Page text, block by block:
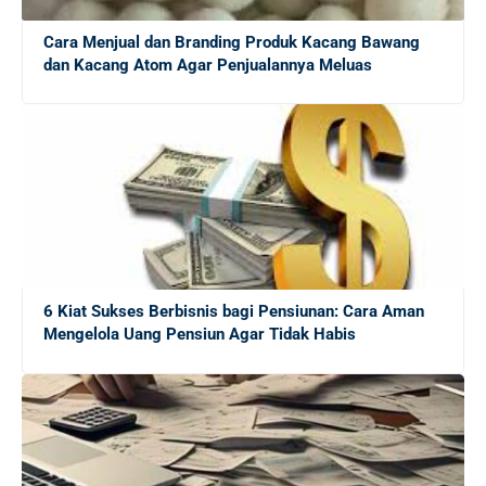
5 Alasan Magang Kerja Penting untuk Masa Depan
Karier Mahasiswa
20 Platform Freelance Terbaik untuk Mendapatkan
Side Job dengan Mudah
10 Cara Efektif Mendapatkan Side Job untuk
Menambah Income Anda
Mengungkap Dunia Freelance: Apakah Ekonomi Gig
Tepat untuk Lulusan Baru?
Panduan Lengkap Menghadapi Persaingan Kerja untuk
Fresh Graduate
Cara Menjual dan Branding Produk Kacang Bawang
dan Kacang Atom Agar Penjualannya Meluas
6 Kiat Sukses Berbisnis bagi Pensiunan: Cara Aman
Mengelola Uang Pensiun Agar Tidak Habis